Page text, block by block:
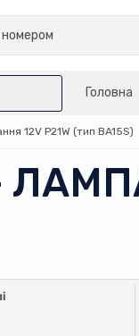
Головна
12V P21W (тип BA15S)